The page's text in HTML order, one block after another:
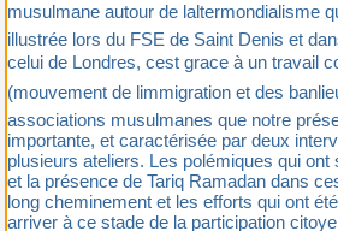
musulmane autour de laltermondialisme
illustrée lors du FSE de Saint Denis et
celui de Londres, cest grace à un travail
(mouvement de limmigration et des
associations musulmanes que notre
importante, et caractérisée par deux
plusieurs ateliers. Les polémiques qui ont
et la présence de Tariq Ramadan dans
long cheminement et les efforts qui ont
arriver à ce stade de la participation